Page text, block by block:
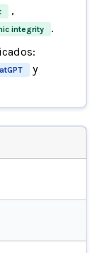
,
integrity
.
y